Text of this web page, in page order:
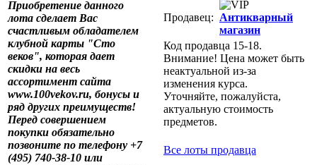
Приобретение данного
лота сделает Вас
счастливым обладателем
клубной карты "Сто
веков", которая дает
скидки на весь
ассортимент сайта
www.100vekov.ru, бонусы и
ряд других преимуществ!
Перед совершением
покупки обязательно
позвоните по телефону +7
(495) 740-38-10 или
Продавец: Антикварный
магазин
Код продавца 15-18.
Внимание! Цена может быть
неактуальной из-за
изменения курса.
Уточняйте, пожалуйста,
актуальную стоимость
предметов.
Все лоты продавца